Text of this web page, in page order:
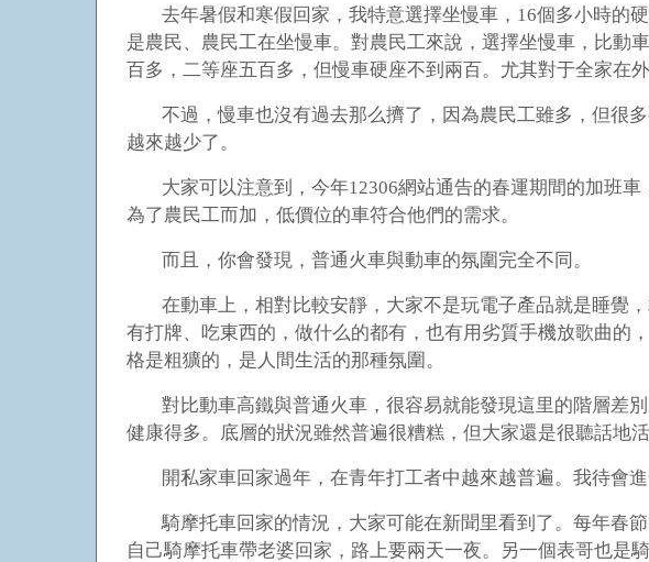
去年暑假和寒假回家，我特意選擇坐慢車，16個多小時的
是農民、農民工在坐慢車。對農民工來說，選擇坐慢車，比動
百多，二等座五百多，但慢車硬座不到兩百。尤其對于全家在
不過，慢車也沒有過去那么擠了，因為農民工雖多，但
越來越少了。
大家可以注意到，今年12306網站通告的春運期間的加班
為了農民工而加，低價位的車符合他們的需求。
而且，你會發現，普通火車與動車的氛圍完全不同。
在動車上，相對比較安靜，大家不是玩電子產品就是睡覺
有打牌、吃東西的，做什么的都有，也有用劣質手機放歌曲的
格是粗獷的，是人間生活的那種氛圍。
對比動車高鐵與普通火車，很容易就能發現這里的階層差
健康得多。底層的狀況雖然普遍很糟糕，但大家還是很聽話地
開私家車回家過年，在青年打工者中越來越普遍。我待會
騎摩托車回家的情況，大家可能在新聞里看到了。每年春
自己騎摩托車帶老婆回家，路上要兩天一夜。另一個表哥也是